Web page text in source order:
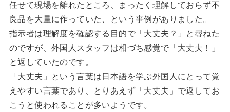
任せて現場を離れたところ、まったく理解しておらず不
良品を大量に作っていた、という事例がありました。
指示者は理解度を確認する目的で「大丈夫？」と尋ねた
のですが、外国人スタッフは相づち感覚で「大丈夫！」
と返していたのです。
「大丈夫」という言葉は日本語を学ぶ外国人にとって覚
えやすい言葉であり、とりあえず「大丈夫」で返してお
こうと使われることが多いようです。